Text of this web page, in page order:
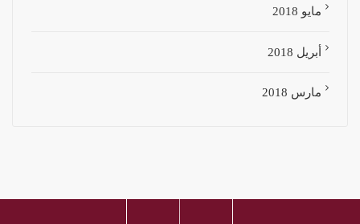
مايو 2018
أبريل 2018
مارس 2018